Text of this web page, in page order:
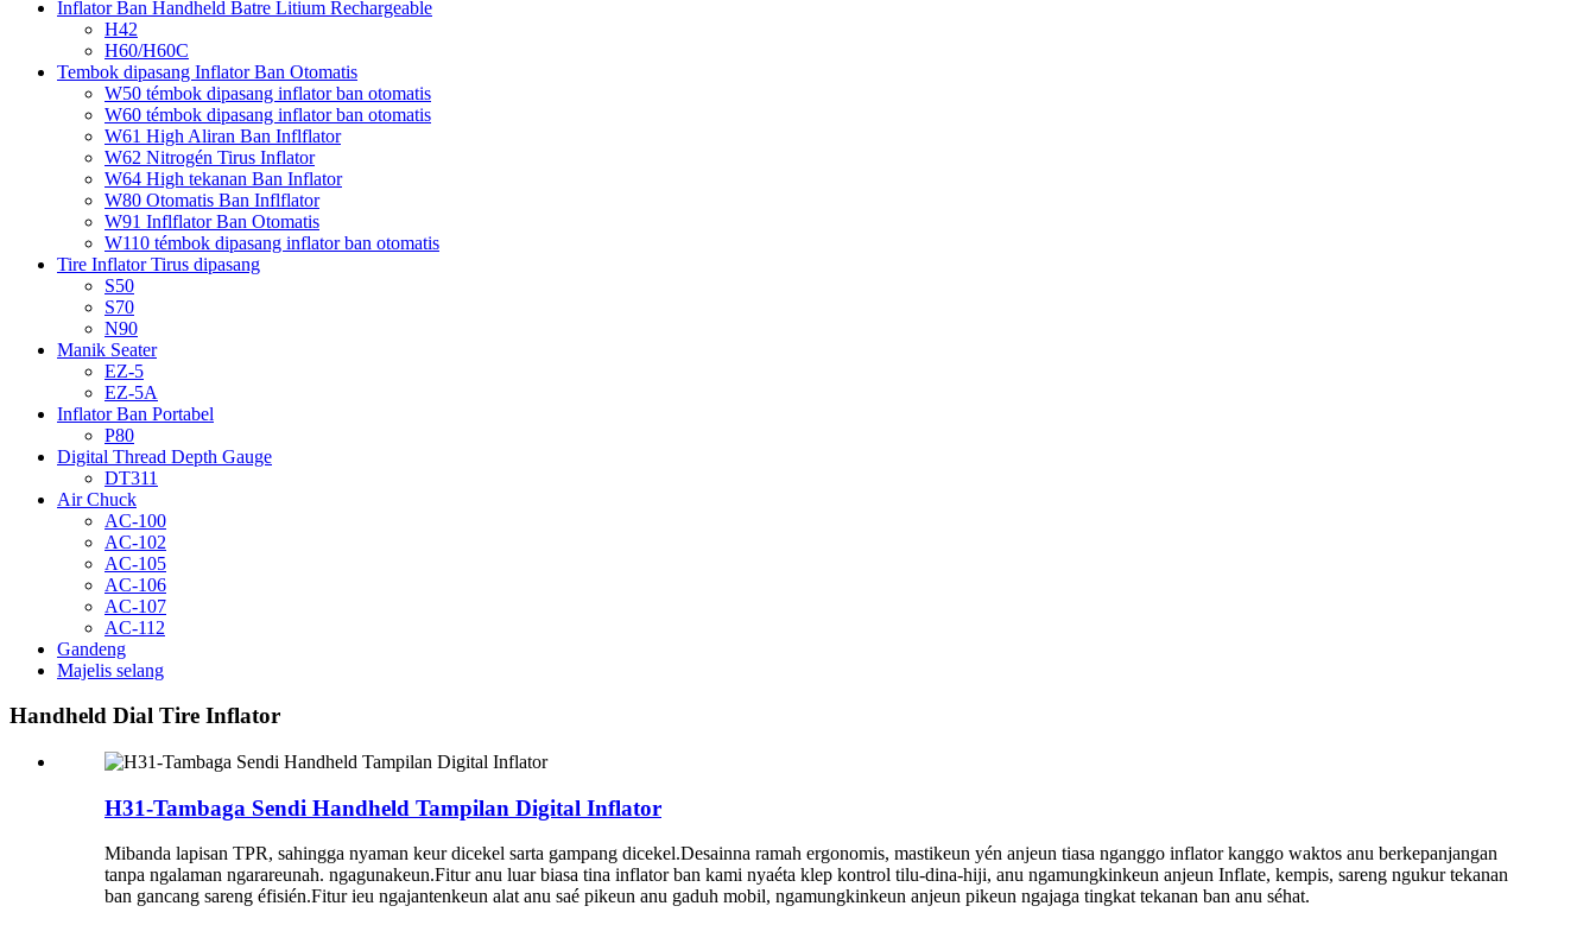
Inflator Ban Handheld Batre Litium Rechargeable
H42
H60/H60C
Tembok dipasang Inflator Ban Otomatis
W50 témbok dipasang inflator ban otomatis
W60 témbok dipasang inflator ban otomatis
W61 High Aliran Ban Inflflator
W62 Nitrogén Tirus Inflator
W64 High tekanan Ban Inflator
W80 Otomatis Ban Inflflator
W91 Inflflator Ban Otomatis
W110 témbok dipasang inflator ban otomatis
Tire Inflator Tirus dipasang
S50
S70
N90
Manik Seater
EZ-5
EZ-5A
Inflator Ban Portabel
P80
Digital Thread Depth Gauge
DT311
Air Chuck
AC-100
AC-102
AC-105
AC-106
AC-107
AC-112
Gandeng
Majelis selang
Handheld Dial Tire Inflator
H31-Tambaga Sendi Handheld Tampilan Digital Inflator
Mibanda lapisan TPR, sahingga nyaman keur dicekel sarta gampang dicekel.Desainna ramah ergonomis, mastikeun yén anjeun tiasa nganggo inflator kanggo waktos anu berkepanjangan
tanpa ngalaman ngarareunah. ngagunakeun.Fitur anu luar biasa tina inflator ban kami nyaéta klep kontrol tilu-dina-hiji, anu ngamungkinkeun anjeun Inflate, kempis, sareng ngukur tekanan
ban gancang sareng éfisién.Fitur ieu ngajantenkeun alat anu saé pikeun anu gaduh mobil, ngamungkinkeun anjeun pikeun ngajaga tingkat tekanan ban anu séhat.